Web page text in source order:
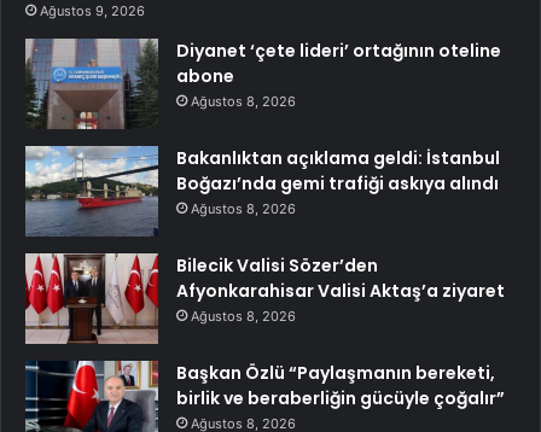
Ağustos 9, 2026
Diyanet ‘çete lideri’ ortağının oteline
abone
Ağustos 8, 2026
Bakanlıktan açıklama geldi: İstanbul
Boğazı’nda gemi trafiği askıya alındı
Ağustos 8, 2026
Bilecik Valisi Sözer’den
Afyonkarahisar Valisi Aktaş’a ziyaret
Ağustos 8, 2026
Başkan Özlü “Paylaşmanın bereketi,
birlik ve beraberliğin gücüyle çoğalır”
Ağustos 8, 2026